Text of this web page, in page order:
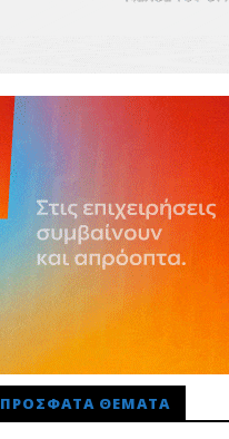
ΠΡΌΣΦΑΤΑ ΘΈΜΑΤΑ